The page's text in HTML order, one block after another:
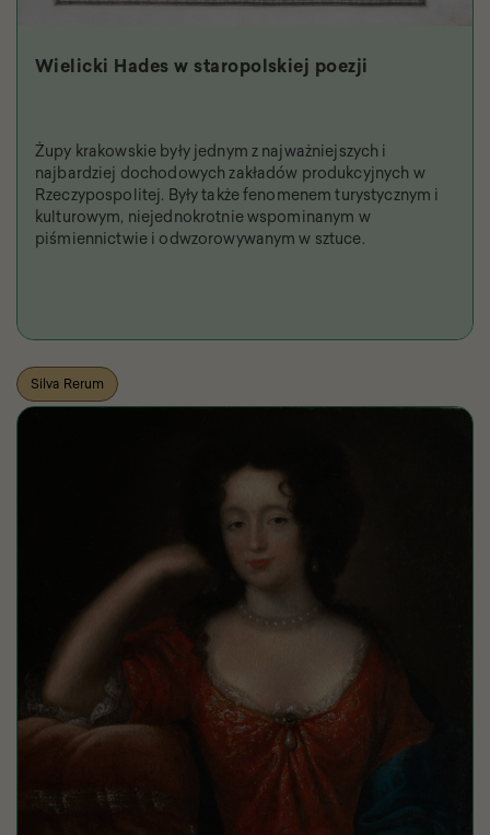
Wielicki Hades w staropolskiej poezji
Żupy krakowskie były jednym z najważniejszych i
najbardziej dochodowych zakładów produkcyjnych w
Rzeczypospolitej. Były także fenomenem turystycznym i
kulturowym, niejednokrotnie wspominanym w
piśmiennictwie i odwzorowywanym w sztuce.
Silva Rerum